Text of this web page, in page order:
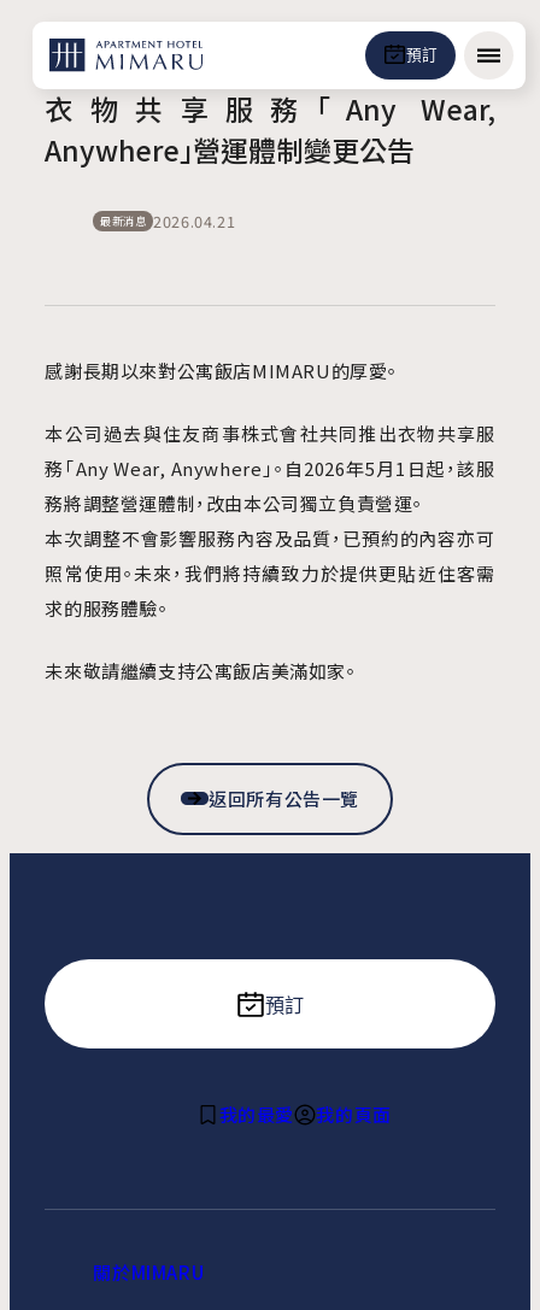
選單
預訂
衣物共享服務「Any Wear,
Anywhere」營運體制變更公告
最新消息 2026.04.21
感謝長期以來對公寓飯店MIMARU的厚愛。
本公司過去與住友商事株式會社共同推出衣物共享服
務「Any Wear, Anywhere」。自2026年5月1日起，該服
務將調整營運體制，改由本公司獨立負責營運。
本次調整不會影響服務內容及品質，已預約的內容亦可
照常使用。未來，我們將持續致力於提供更貼近住客需
求的服務體驗。
未來敬請繼續支持公寓飯店美滿如家。
返回所有公告一覽
預訂
我的最愛 我的頁面
關於MIMARU